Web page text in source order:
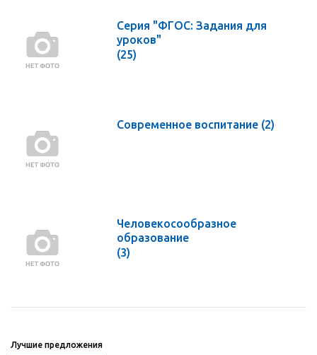
Серия "ФГОС: Задания для
уроков"
(25)
Современное воспитание (2)
Человекосообразное
образование
(3)
Лучшие предложения